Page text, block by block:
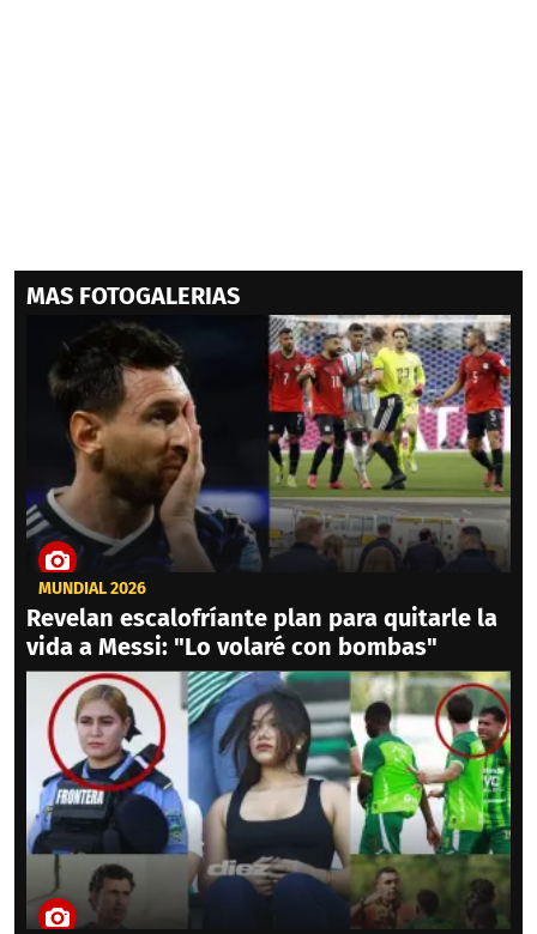
MAS FOTOGALERIAS
MUNDIAL 2026
Revelan escalofríante plan para quitarle la
vida a Messi: "Lo volaré con bombas"